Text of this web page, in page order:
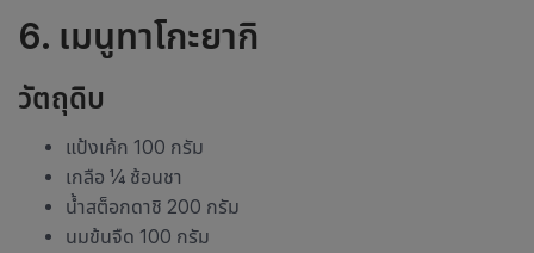
6. เมนูทาโกะยากิ
วัตถุดิบ
แป้งเค้ก 100 กรัม
เกลือ ¼ ช้อนชา
น้ำสต็อกดาชิ 200 กรัม
นมข้นจืด 100 กรัม